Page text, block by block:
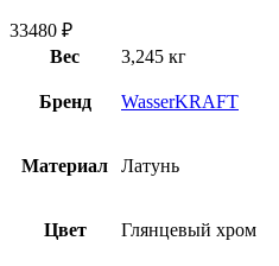
33480 ₽
Вес
3,245 кг
Бренд WasserKRAFT
Материал Латунь
Цвет Глянцевый хром